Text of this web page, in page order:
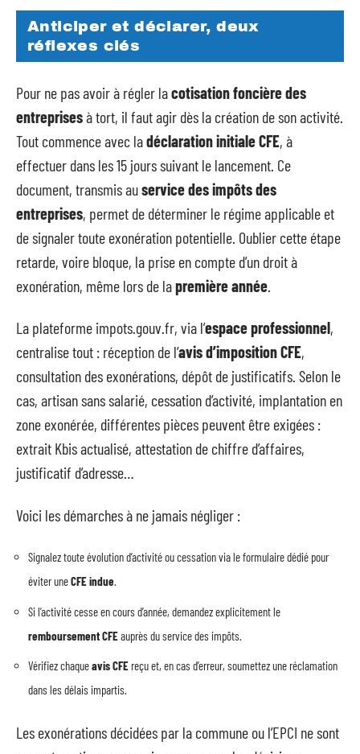
Anticiper et déclarer, deux
réflexes clés
Pour ne pas avoir à régler lacotisation foncière des
entreprisesà tort, il faut agir dès la création de son activité.
Tout commence avec ladéclaration initiale CFE, à
effectuer dans les 15 jours suivant le lancement. Ce
document, transmis auservice des impôts des
entreprises, permet de déterminer le régime applicable et
de signaler toute exonération potentielle. Oublier cette étape
retarde, voire bloque, la prise en compte d’un droit à
exonération, même lors de lapremière année
La plateforme impots.gouv.fr, via l’espace professionnel,
centralise tout : réception de l’avis d’imposition CFE,
consultation des exonérations, dépôt de justificatifs. Selon le
cas, artisan sans salarié, cessation d’activité, implantation en
zone exonérée, différentes pièces peuvent être exigées :
extrait Kbis actualisé, attestation de chiffre d’affaires,
justificatif d’adresse…
Voici les démarches à ne jamais négliger :
Signalez toute évolution d’activité ou cessation via le formulaire dédié pour
éviter uneCFE indue.
Si l’activité cesse en cours d’année, demandez explicitement le
remboursement CFEauprès du service des impôts.
Vérifiez chaqueavis CFE reçu et, en cas d’erreur, soumettez une réclamation
dans les délais impartis.
Les exonérations décidées par la commune ou l’EPCI ne sont